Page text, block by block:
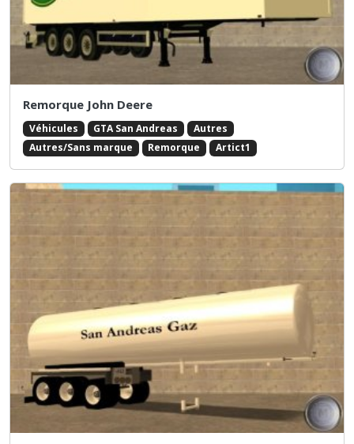
Remorque John Deere
Véhicules GTA San Andreas
Autres
Autres/Sans marque
Remorque Artict1